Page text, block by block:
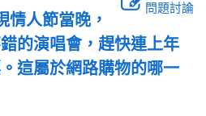
問題討論
情人節當晚，
的演唱會，趕快連上年
這屬於網路購物的哪一